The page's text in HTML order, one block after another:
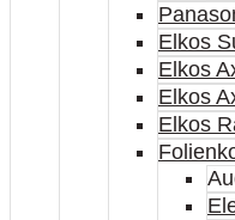
Elkos
Elkos
Elkos
Elkos